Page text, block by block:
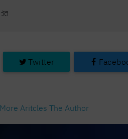
ติ
Twitter
More Aritcles The Author